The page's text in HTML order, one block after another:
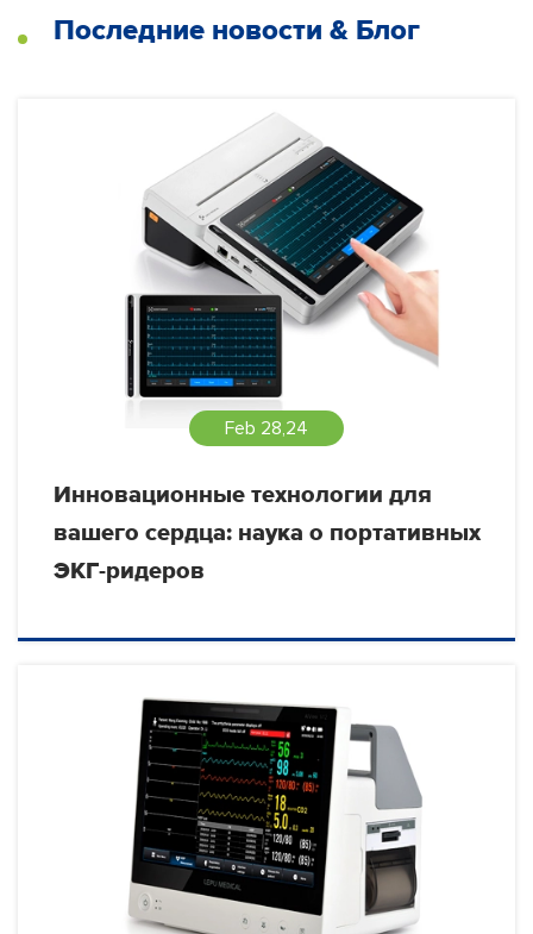
Последние новости & Блог
Feb 28,24
Инновационные технологии для
вашего сердца: наука о портативных
ЭКГ-ридеров